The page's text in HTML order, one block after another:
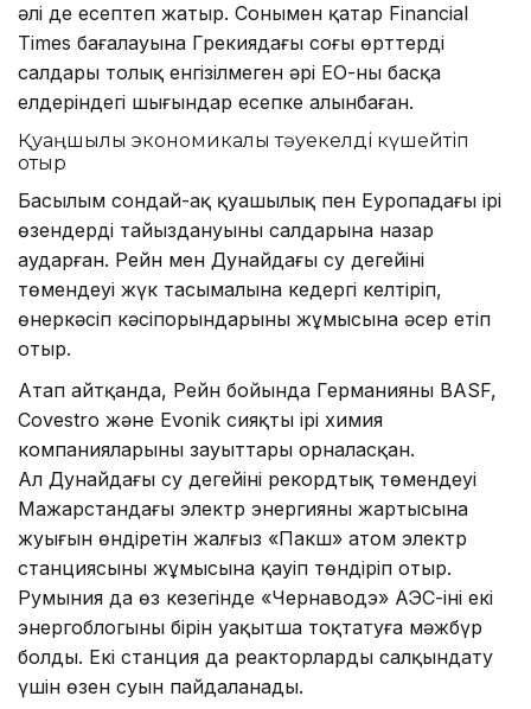
әлі де есептеп жатыр. Сонымен қатар Financial
Times бағалауына Грекиядағы соңғы өрттердің
салдары толық енгізілмеген әрі ЕО-ның басқа
елдеріндегі шығындар есепке алынбаған.
Қуаңшылық экономикалық тәуекелді күшейтіп
отыр
Басылым сондай-ақ қуаңшылық пен Еуропадағы ірі
өзендердің тайыздануының салдарына назар
аударған. Рейн мен Дунайдағы су деңгейінің
төмендеуі жүк тасымалына кедергі келтіріп,
өнеркәсіп кәсіпорындарының жұмысына әсер етіп
отыр.
Атап айтқанда, Рейн бойында Германияның BASF,
Covestro және Evonik сияқты ірі химия
компанияларының зауыттары орналасқан.
Ал Дунайдағы су деңгейінің рекордтық төмендеуі
Мажарстандағы электр энергияның жартысына
жуығын өндіретін жалғыз «Пакш» атом электр
станциясының жұмысына қауіп төндіріп отыр.
Румыния да өз кезегінде «Чернаводэ» АЭС-інің екі
энергоблогының бірін уақытша тоқтатуға мәжбүр
болды. Екі станция да реакторларды салқындату
үшін өзен суын пайдаланады.